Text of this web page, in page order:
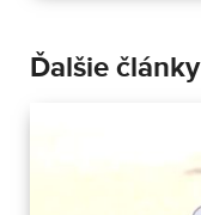
Ďalšie články